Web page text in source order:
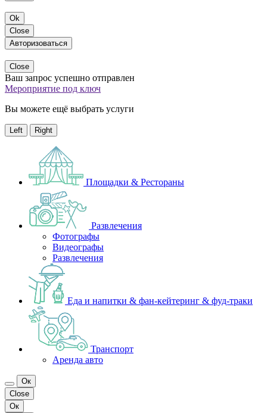
Ok
Close
Авторизоваться
Close
Ваш запрос успешно отправлен
Мероприятие под ключ
Вы можете ещё выбрать услуги
Left Right
Площадки & Рестораны
Развлечения
Фотографы
Видеографы
Развлечения
Еда и напитки & фан-кейтеринг & фуд-траки
Транспорт
Аренда авто
Ок
Close
Ок